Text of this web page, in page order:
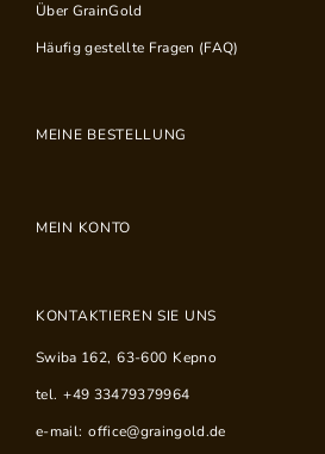
Über GrainGold
Häufig gestellte Fragen (FAQ)
MEINE BESTELLUNG
MEIN KONTO
KONTAKTIEREN SIE UNS
Swiba 162, 63-600 Kepno
tel. +49 33479379964
e-mail: office@graingold.de